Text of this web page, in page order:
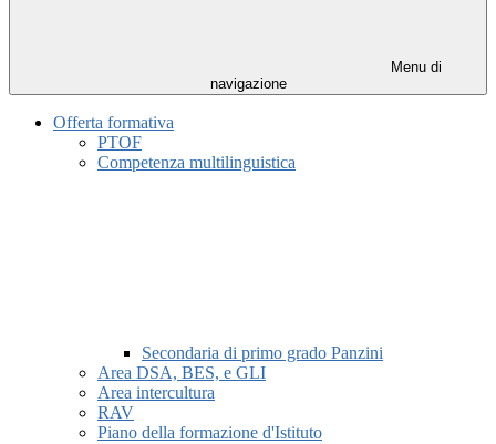
Menu di
navigazione
Offerta formativa
PTOF
Competenza multilinguistica
Secondaria di primo grado Panzini
Area DSA, BES, e GLI
Area intercultura
RAV
Piano della formazione d'Istituto